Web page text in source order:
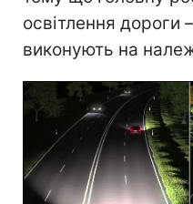
освітлення дороги
виконують на